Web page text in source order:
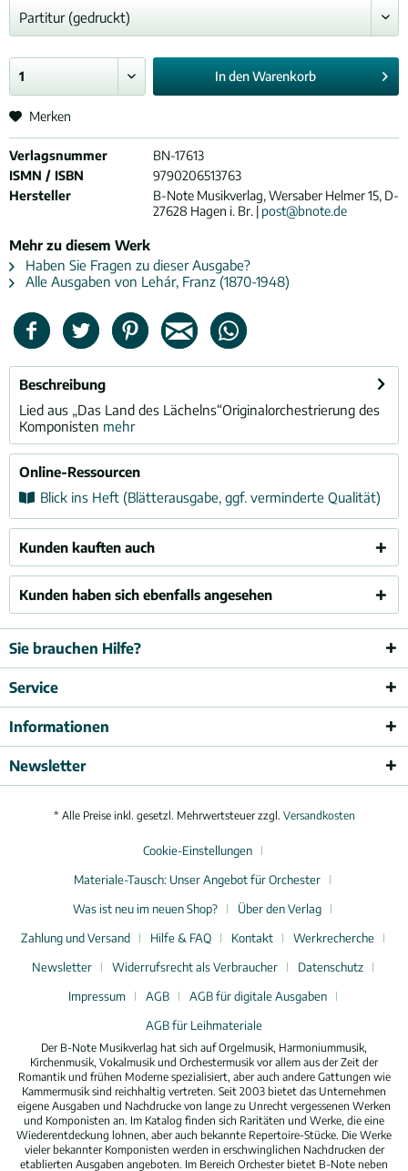
In denWarenkorb
Merken
Verlagsnummer
BN-17613
ISMN / ISBN
9790206513763
Hersteller
B-Note Musikverlag, Wersaber Helmer 15, D-
27628 Hagen i. Br. | post@bnote.de
Mehr zu diesem Werk
Haben Sie Fragen zu dieser Ausgabe?
Alle Ausgaben von Lehár, Franz (1870-1948)
Beschreibung
Lied aus „Das Land des Lächelns“Originalorchestrierung des
Komponisten mehr
Online-Ressourcen
Blick ins Heft (Blätterausgabe, ggf. verminderte Qualität)
Kunden kauften auch
Kunden haben sich ebenfalls angesehen
Sie brauchen Hilfe?
Service
Informationen
Newsletter
* Alle Preise inkl. gesetzl. Mehrwertsteuer zzgl. Versandkosten
Cookie-Einstellungen
Materiale-Tausch: Unser Angebot für Orchester
Was ist neu im neuen Shop?
Über den Verlag
Zahlung und Versand
Hilfe & FAQ Kontakt
Werkrecherche
Newsletter
Widerrufsrecht als Verbraucher
Datenschutz
Impressum
AGB
AGB für digitale Ausgaben
AGB für Leihmateriale
Der B-Note Musikverlag hat sich auf Orgelmusik, Harmoniummusik,
Kirchenmusik, Vokalmusik und Orchestermusik vor allem aus der Zeit der
Romantik und frühen Moderne spezialisiert, aber auch andere Gattungen wie
Kammermusik sind reichhaltig vertreten. Seit 2003 bietet das Unternehmen
eigene Ausgaben und Nachdrucke von lange zu Unrecht vergessenen Werken
und Komponisten an. Im Katalog finden sich Raritäten und Werke, die eine
Wiederentdeckung lohnen, aber auch bekannte Repertoire-Stücke. Die Werke
vieler bekannter Komponisten werden in erschwinglichen Nachdrucken der
etablierten Ausgaben angeboten. Im Bereich Orchester bietet B-Note neben